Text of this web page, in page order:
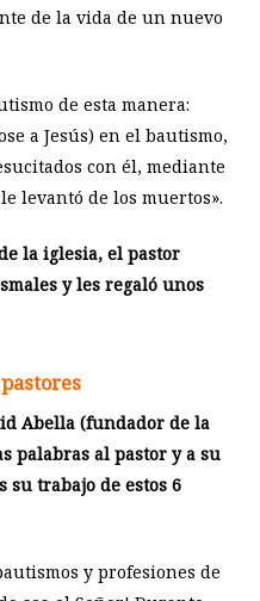
de la vida de un nuevo
de esta manera:
a Jesús) en el bautismo,
con él, mediante
levantó de los muertos».
la iglesia, el pastor
y les regaló unos
Abella (fundador de la
palabras al pastor y a su
su trabajo de estos 6
y profesiones de